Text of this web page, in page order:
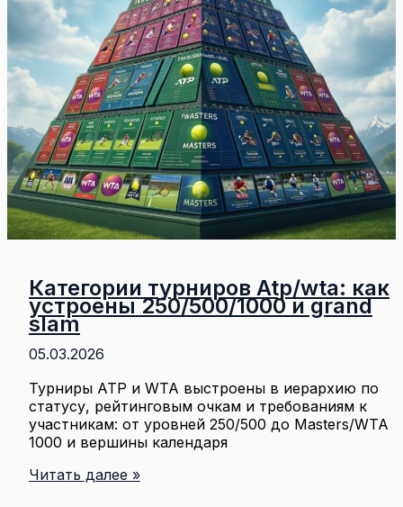
Категории турниров Atp/wta: как
устроены 250/500/1000 и grand
slam
05.03.2026
Турниры ATP и WTA выстроены в иерархию по
статусу, рейтинговым очкам и требованиям к
участникам: от уровней 250/500 до Masters/WTA
1000 и вершины календаря
Категории
Читать далее »